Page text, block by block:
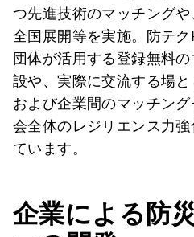
つ先進技術のマッチング
全国展開等を実施。防テ
団体が活用する登録無料
設や、実際に交流する場と
および企業間のマッチン
会全体のレジリエンス力
ています。
企業による防